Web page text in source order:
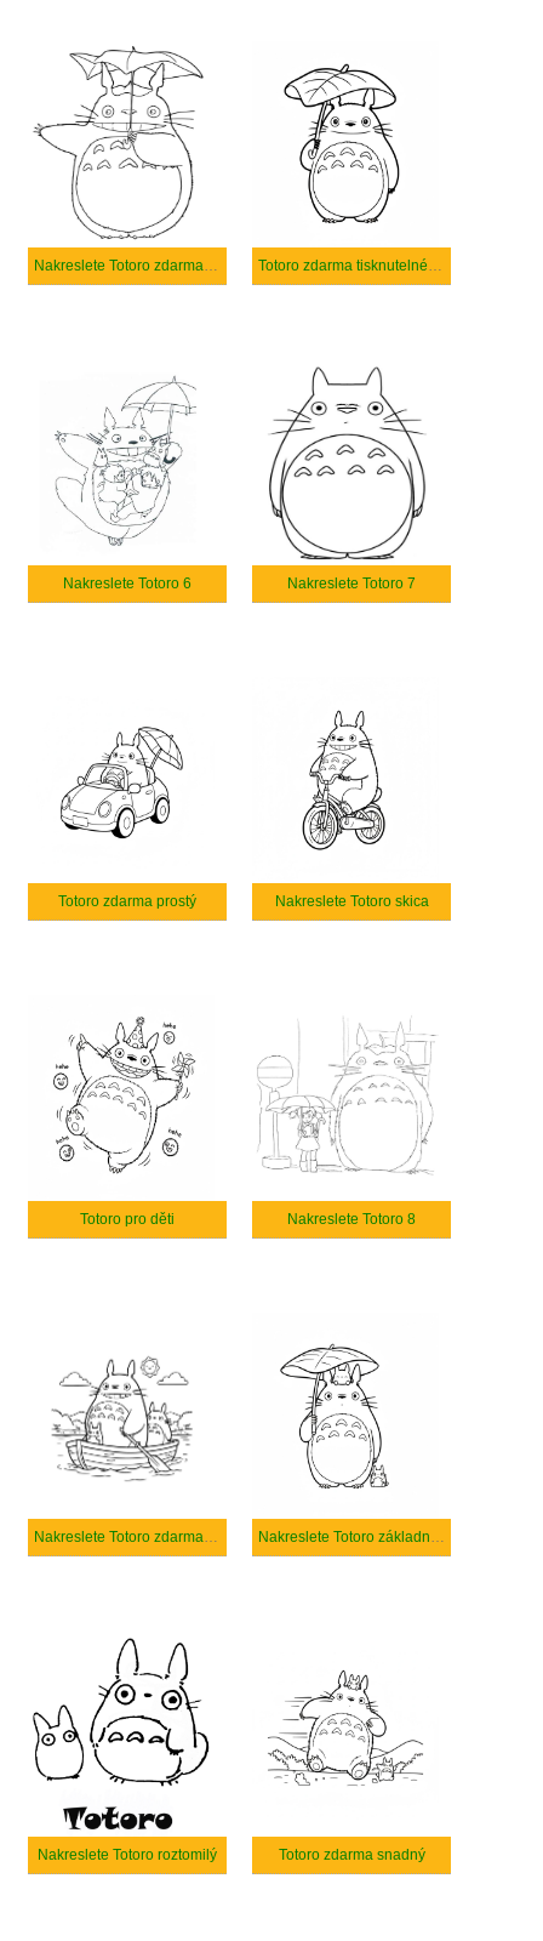
Nakreslete Totoro zdarma pro děti Totoro zdarma tisknutelné pro děti
Nakreslete Totoro 6 Nakreslete Totoro 7
Totoro zdarma prostý Nakreslete Totoro skica
Totoro pro děti Nakreslete Totoro 8
Nakreslete Totoro zdarma snadný Nakreslete Totoro základní tisknutelné
Nakreslete Totoro roztomilý Totoro zdarma snadný